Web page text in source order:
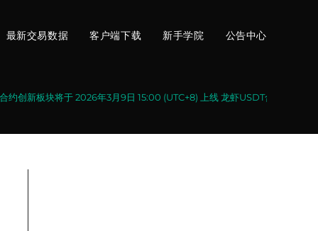
最新交易数据 客户端下载 新手学院 公告中心
约创新板块将于 2026年3月9日 15:00 (UTC+8) 上线 龙虾USDT合约